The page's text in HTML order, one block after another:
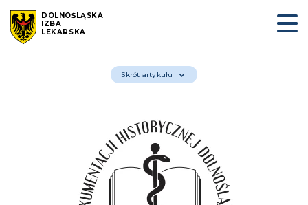
DOLNOŚLĄSKA
IZBA
LEKARSKA
Skrót artykułu